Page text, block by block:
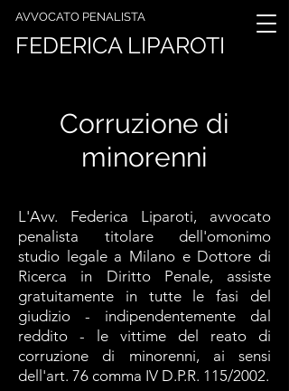
FEDERICA LIPAROTI
AVVOCATO PENALISTA
Corruzione di
minorenni
L'Avv. Federica Liparoti, avvocato
penalista titolare dell'omonimo
studio legale a Milano e Dottore di
Ricerca in Diritto Penale, assiste
gratuitamente in tutte le fasi del
giudizio - indipendentemente dal
reddito - le vittime del reato di
corruzione di minorenni, ai sensi
dell'art. 76 comma IV D.P.R. 115/2002.